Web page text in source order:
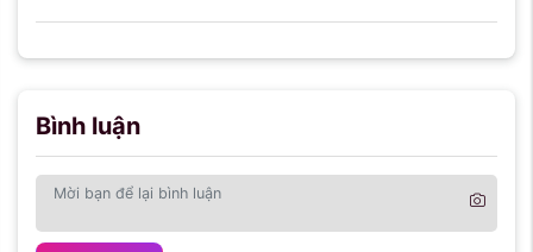
Bình luận